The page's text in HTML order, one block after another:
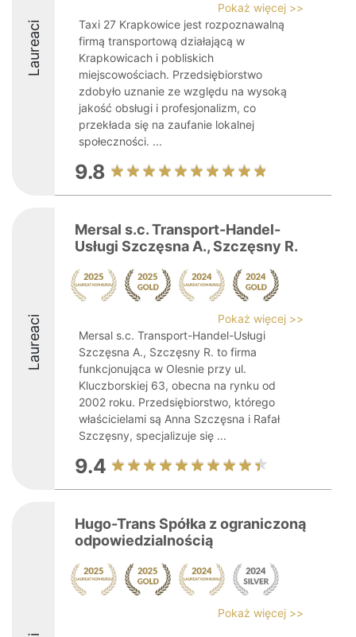
Laureaci
Pokaż więcej >>
Taxi 27 Krapkowice jest rozpoznawalną
firmą transportową działającą w
Krapkowicach i pobliskich
miejscowościach. Przedsiębiorstwo
zdobyło uznanie ze względu na wysoką
jakość obsługi i profesjonalizm, co
przekłada się na zaufanie lokalnej
społeczności. ...
9.8
Laureaci
Mersal s.c. Transport-Handel-
Usługi Szczęsna A., Szczęsny R.
Pokaż więcej >>
Mersal s.c. Transport-Handel-Usługi
Szczęsna A., Szczęsny R. to firma
funkcjonująca w Olesnie przy ul.
Kluczborskiej 63, obecna na rynku od
2002 roku. Przedsiębiorstwo, którego
właścicielami są Anna Szczęsna i Rafał
Szczęsny, specjalizuje się ...
9.4
Hugo-Trans Spółka z ograniczoną
odpowiedzialnością
Pokaż więcej >>